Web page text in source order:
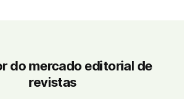
do mercado editorial de
revistas